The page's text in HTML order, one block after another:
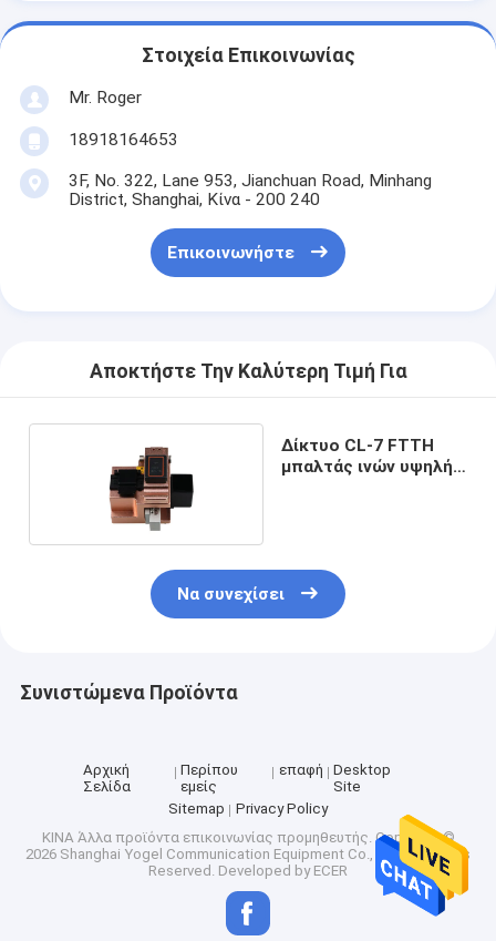
Στοιχεία Επικοινωνίας
Mr. Roger
18918164653
3F, No. 322, Lane 953, Jianchuan Road, Minhang
District, Shanghai, Κίνα - 200 240
Επικοινωνήστε
Αποκτήστε Την Καλύτερη Τιμή Για
Δίκτυο CL-7 FTTH
μπαλτάς ινών υψηλής
Να συνεχίσει
Συνιστώμενα Προϊόντα
Αρχική
Σελίδα
Περίπου
εμείς
επαφή
Desktop
Site
Sitemap
Privacy Policy
ΚΙΝΑ Άλλα προϊόντα επικοινωνίας προμηθευτής. Copyright ©
2026 Shanghai Yogel Communication Equipment Co., Ltd.. All Rights
Reserved. Developed by ECER